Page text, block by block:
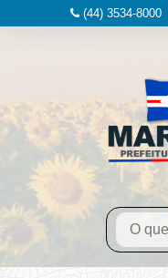
(44) 3534-8000